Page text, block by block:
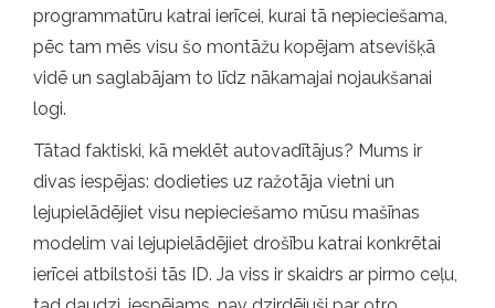
programmatūru katrai ierīcei, kurai tā nepieciešama,
pēc tam mēs visu šo montāžu kopējam atsevišķā
vidē un saglabājam to līdz nākamajai nojaukšanai
logi.
Tātad faktiski, kā meklēt autovadītājus? Mums ir
divas iespējas: dodieties uz ražotāja vietni un
lejupielādējiet visu nepieciešamo mūsu mašīnas
modelim vai lejupielādējiet drošību katrai konkrētai
ierīcei atbilstoši tās ID. Ja viss ir skaidrs ar pirmo ceļu,